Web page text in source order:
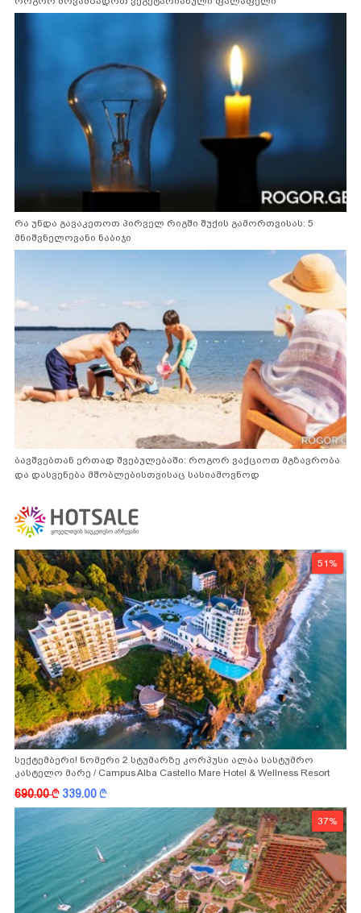
რა უნდა გავაკეთოთ პირველ რიგში შუქის გამორთვისას: 5
მნიშვნელოვანი ნაბიჯი
ბავშვებთან ერთად შვებულებაში: როგორ ვაქციოთ მგზავრობა
და დასვენება მშობლებისთვისაც სასიამოვნოდ
51%
სექტემბერი! ნომერი 2 სტუმარზე კორპუსი ალბა სასტუმრო
კასტელო მარე / Campus Alba Castello Mare Hotel & Wellness Resort
690.00k 339.00k
37%